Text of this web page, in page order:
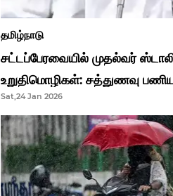
தமிழ்நாடு
சட்டப்பேரவையில் முதல்வர்
உறுதிமொழிகள்: சத்துணவு
ஆசிரியர்களுக்கு ஜாக்பாட்!
Sat,24 Jan 2026